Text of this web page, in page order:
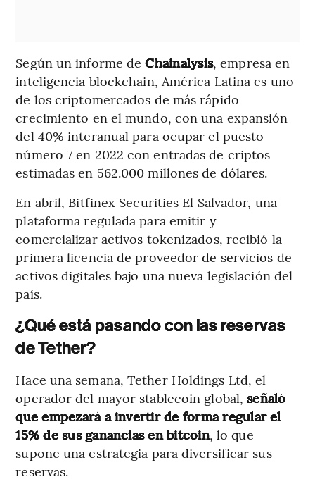
Según un informe deChainalysis, empresa en
inteligencia blockchain, América Latina es uno
de los criptomercados de más rápido
crecimiento en el mundo, con una expansión
del 40% interanual para ocupar el puesto
número 7 en 2022 con entradas de criptos
estimadas en 562.000 millones de dólares.
En abril, Bitfinex Securities El Salvador, una
plataforma regulada para emitir y
comercializar activos tokenizados, recibió la
primera licencia de proveedor de servicios de
activos digitales bajo una nueva legislación del
país.
¿Qué está pasando con las reservas
de Tether?
Hace una semana, Tether Holdings Ltd, el
operador del mayor stablecoin global,señaló
que empezará a invertir de forma regular el
15% de sus ganancias en bitcoin, lo que
supone una estrategia para diversificar sus
reservas.